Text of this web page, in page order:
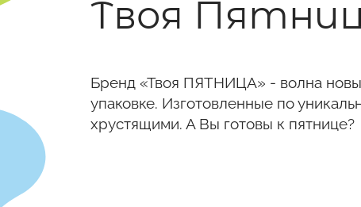
Твоя
Бренд «Твоя ПЯТНИЦА» - волна
упаковке. Изготовленные по
хрустящими. А Вы готовы к пятнице?